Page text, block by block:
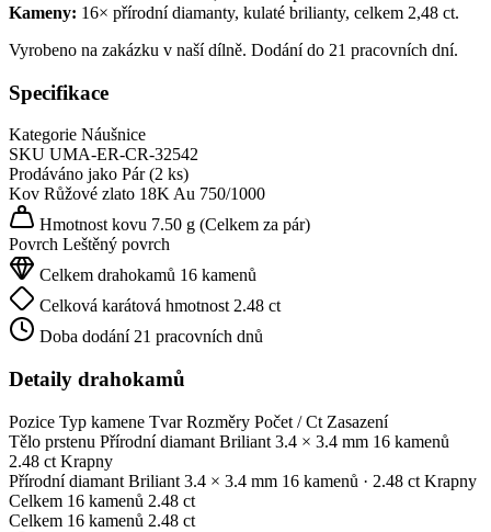
Kameny: 16× přírodní diamanty, kulaté brilianty, celkem 2,48 ct.
Vyrobeno na zakázku v naší dílně. Dodání do 21 pracovních dní.
Specifikace
Kategorie Náušnice
SKU UMA-ER-CR-32542
Prodáváno jako Pár (2 ks)
Kov Růžové zlato 18KAu 750/1000
Hmotnost kovu 7.50 g (Celkem za pár)
Povrch Leštěný povrch
Celkem drahokamů 16 kamenů
Celková karátová hmotnost 2.48 ct
Doba dodání 21 pracovních dnů
Detaily drahokamů
Pozice Typ kamene Tvar Rozměry Počet / Ct Zasazení
Tělo prstenu Přírodní diamant Briliant 3.4 × 3.4 mm 16 kamenů
2.48 ct Krapny
Přírodní diamant Briliant 3.4 × 3.4 mm 16 kamenů · 2.48 ct Krapny
Celkem 16 kamenů 2.48 ct
Celkem 16 kamenů 2.48 ct